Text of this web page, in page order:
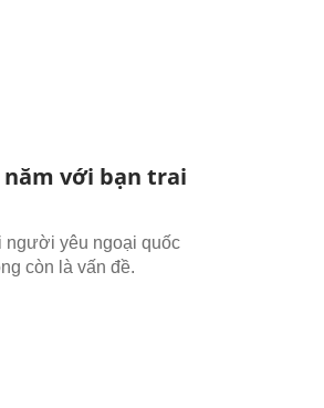
năm với bạn trai
người yêu ngoại quốc
còn là vấn đề.